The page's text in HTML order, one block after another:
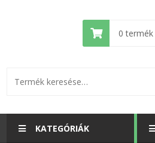
0 termék
KATEGÓRIÁK